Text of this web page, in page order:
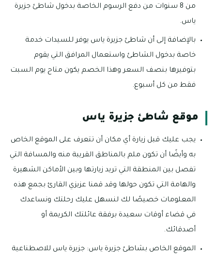
من 8 سنوات من دفع الرسوم الخاصة بدخول شاطئ جزيرة
ياس.
بالإضافة إلى أن شاطئ جزيرة ياس يوفر للسيدات خدمة
خاصة بدخول الشاطئ واستعمال المرافق التي يقوم
بتوفيرها بنصف السعر وهذا الخصم يكون متاح يوم السبت
فقط من كل أسبوع.
موقع شاطئ جزيرة ياس
يجب عليك قبل زيارة أي مكان أن تتعرف على الموقع الخاص
به وأيضًا أن تكون ملم بالمناطق القريبة منه والمسافة التي
تفصل بين المنطقة التي تريد زيارتها وبين الأماكن الشهيرة
والهامة التي تكون حولها وقد قمنا عزيزي القارئ بجمع هذه
المعلومات خصيصًا لك لنسهل عليك رحلتك ونساعدك
في قضاء أوقات سعيدة برفقة عائلتك الكريمة أو
أصدقائك.
الموقع الخاص بشاطئ جزيرة ياس: جزيرة ياس للاصطناعية